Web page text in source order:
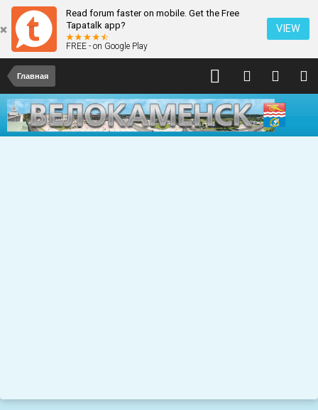
Read forum faster on mobile. Get the Free
Tapatalk app?
FREE - on Google Play
VIEW
Главная